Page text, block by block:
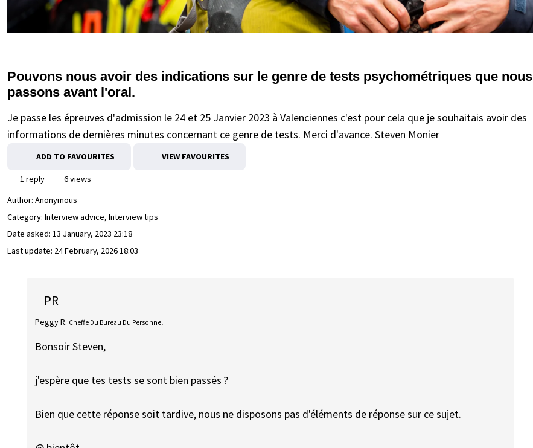
Pouvons nous avoir des indications sur le genre de tests psychométriques que nous
passons avant l'oral.
Je passe les épreuves d'admission le 24 et 25 Janvier 2023 à Valenciennes c'est pour cela que je souhaitais avoir des
informations de dernières minutes concernant ce genre de tests. Merci d'avance. Steven Monier
ADD TO FAVOURITES VIEW FAVOURITES
1 reply
6 views
Author: Anonymous
Category: Interview advice, Interview tips
Date asked: 13 January, 2023 23:18
Last update: 24 February, 2026 18:03
PR
Peggy R. Cheffe Du Bureau Du Personnel
Bonsoir Steven,
j'espère que tes tests se sont bien passés ?
Bien que cette réponse soit tardive, nous ne disposons pas d'éléments de réponse sur ce sujet.